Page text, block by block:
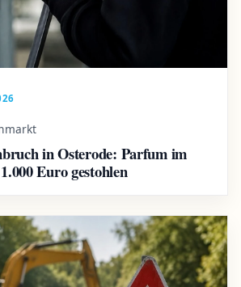
in Osterode: Parfum im
Euro gestohlen